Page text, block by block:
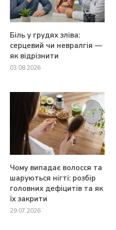
Біль у грудях зліва:
серцевий чи невралгія —
як відрізнити
03.08.2026
Чому випадає волосся та
шаруються нігті: розбір
головних дефіцитів та як
їх закрити
29.07.2026